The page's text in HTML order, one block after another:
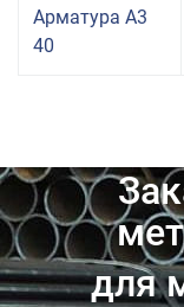
Арматура А3
40
для